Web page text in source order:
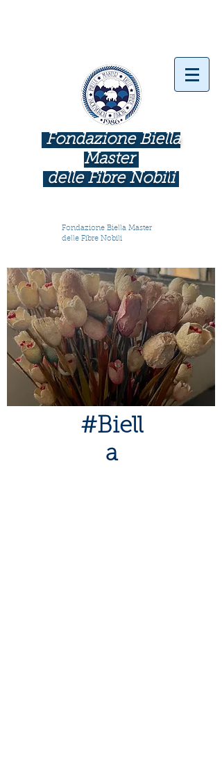
Fondazione Biella
Master
delle Fibre Nobili
Fondazione Biella Master
delle Fibre Nobili
#Biell
a